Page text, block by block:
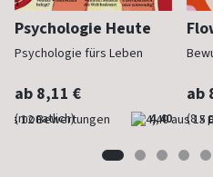
Psychologie Heute
Psychologie fürs Leben
ab 8,11 €
(monatlich) 4,40
ab
(8 x